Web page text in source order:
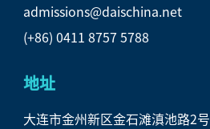
admissions@daischina.net
(+86) 0411 8757 5788
地址
大连市金州新区金石滩滇池路2号